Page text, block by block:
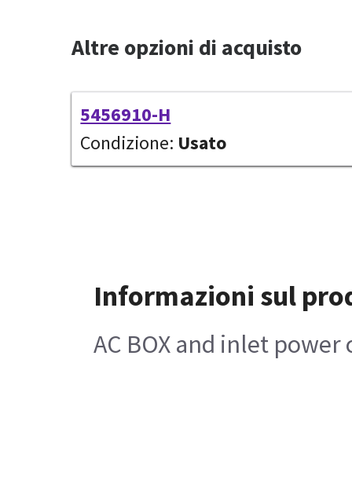
Altre opzioni di acquisto
5456910-H
Condizione: Usato
Informazioni sul
AC BOX and inlet